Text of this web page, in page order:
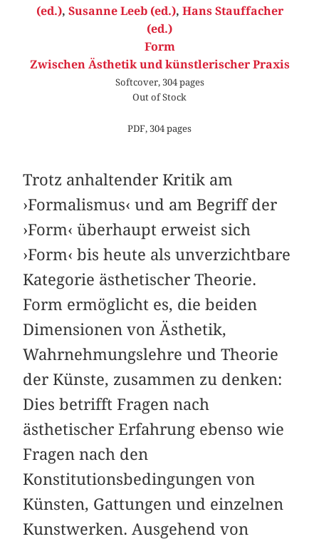
(ed.), Susanne Leeb (ed.), Hans Stauffacher
(ed.)
Form
Zwischen Ästhetik und künstlerischer Praxis
Softcover, 304 pages
Out of Stock
PDF, 304 pages
Trotz anhaltender Kritik am
›Formalismus‹ und am Begriff der
›Form‹ überhaupt erweist sich
›Form‹ bis heute als unverzichtbare
Kategorie ästhetischer Theorie.
Form ermöglicht es, die beiden
Dimensionen von Ästhetik,
Wahrnehmungslehre und Theorie
der Künste, zusammen zu denken:
Dies betrifft Fragen nach
ästhetischer Erfahrung ebenso wie
Fragen nach den
Konstitutionsbedingungen von
Künsten, Gattungen und einzelnen
Kunstwerken. Ausgehend von